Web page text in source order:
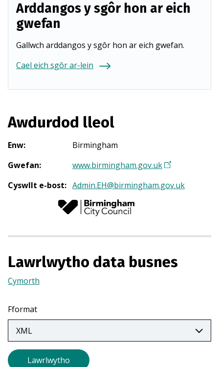
Arddangos y sgôr hon ar eich
gwefan
Gallwch arddangos y sgôr hon ar eich gwefan.
Cael eich sgôr ar-lein
Awdurdod lleol
Enw:
Birmingham
Gwefan: www.birmingham.gov.uk(
n
r
e
Cyswllt e-bost: Admin.EH@birmingham.gov.uk
Lawrlwytho data busnes
Cymorth
tab
Fformat
Lawrlwytho